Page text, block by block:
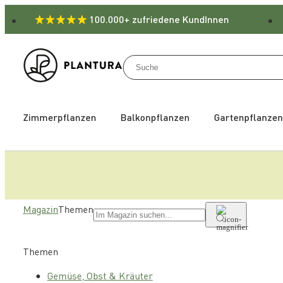
100.000+ zufriedene KundInnen
Zimmerpflanzen Balkonpflanzen Gartenpflanzen
MagazinThemen
Themen
Gemüse, Obst & Kräuter